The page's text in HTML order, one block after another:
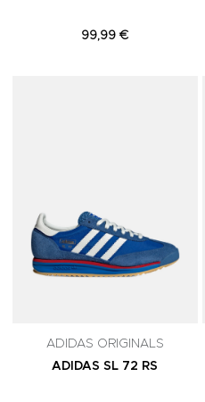
99,99 €
ADIDAS ORIGINALS
ADIDAS SL 72 RS